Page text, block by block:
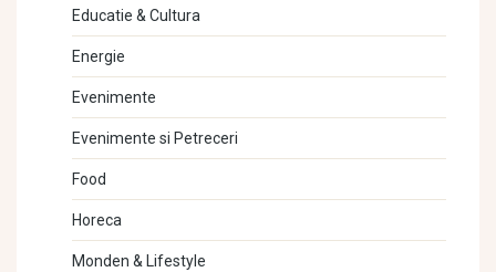
Educatie & Cultura
Energie
Evenimente
Evenimente si Petreceri
Food
Horeca
Monden & Lifestyle